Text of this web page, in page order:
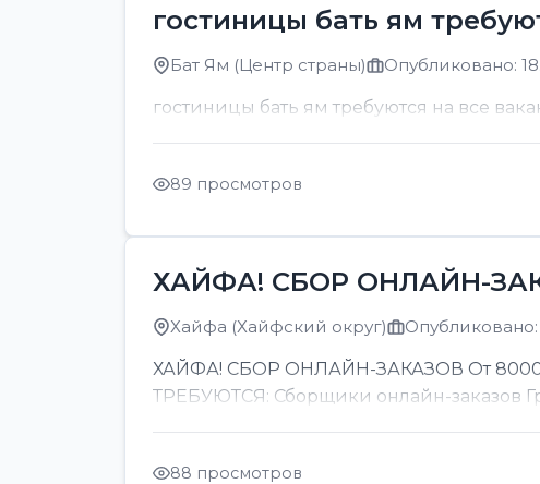
гостиницы бать ям
Бат Ям (Центр страны) Опубликовано:
гостиницы бать ям требуются на все
89 просмотров
ХАЙФА! СБОР ОНЛАЙН-
Хайфа (Хайфский округ) Опубликовано:
ХАЙФА! СБОР ОНЛАЙН-ЗАКАЗОВ От 8000 в
ТРЕБУЮТСЯ: Сборщики онлайн-заказов
88 просмотров